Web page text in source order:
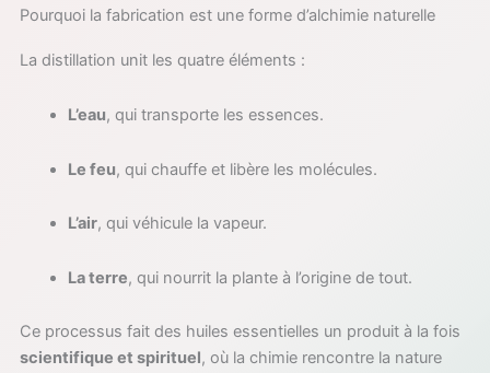
Pourquoi la fabrication est une forme d’alchimie naturelle
La distillation unit les quatre éléments :
L’eau, qui transporte les essences.
Le feu, qui chauffe et libère les molécules.
L’air, qui véhicule la vapeur.
La terre, qui nourrit la plante à l’origine de tout.
Ce processus fait des huiles essentielles un produit à la fois
scientifique et spirituel, où la chimie rencontre la nature